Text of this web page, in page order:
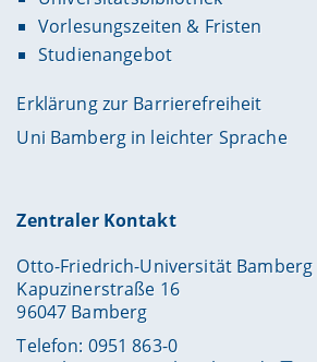
Vorlesungszeiten & Fristen
Studienangebot
Erklärung zur Barrierefreiheit
Uni Bamberg in leichter Sprache
Zentraler Kontakt
Otto-Friedrich-Universität Bamberg
Kapuzinerstraße 16
96047 Bamberg
Telefon: 0951 863-0